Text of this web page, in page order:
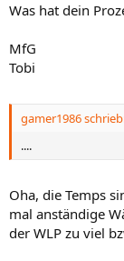
Was hat dein
MfG
Tobi
gamer1986
....
Oha, die Temps
mal anständige
der WLP zu viel